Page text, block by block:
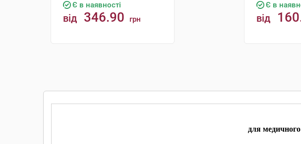
Є в наявності
від 346.90 грн
Є в
від